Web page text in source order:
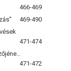
466-469
469-490
471-474
471-472